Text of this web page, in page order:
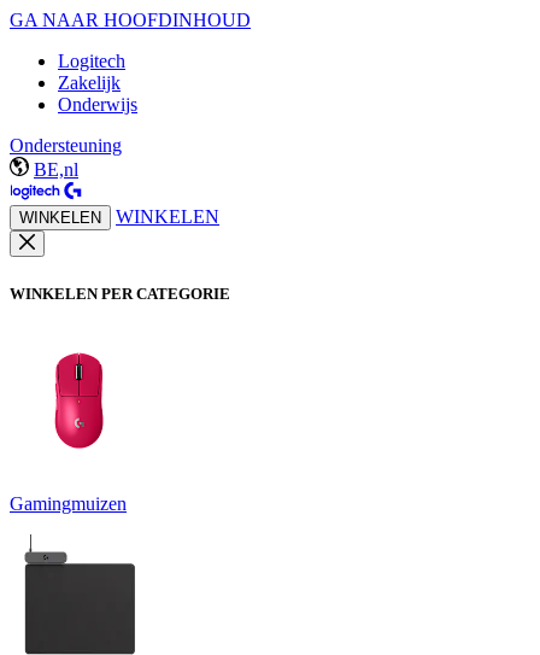
GA NAAR HOOFDINHOUD
Logitech
Zakelijk
Onderwijs
Ondersteuning
BE,nl
WINKELEN WINKELEN
WINKELEN PER CATEGORIE
Gamingmuizen